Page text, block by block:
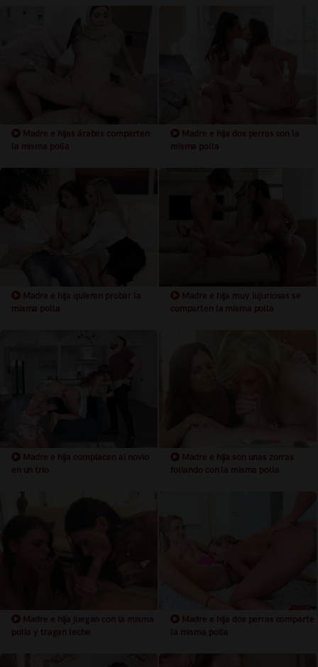
Madre e hijas árabes comparten
la misma polla
Madre e hija dos perras con la
misma polla
Madre e hija quieren probar la
misma polla
Madre e hija muy lujuriosas se
comparten la misma polla
Madre e hija complacen al novio
en un trio
Madre e hija son unas zorras
follando con la misma polla
Madre e hija juegan con la misma
polla y tragan leche
Madre e hija dos perras comparte
la misma polla